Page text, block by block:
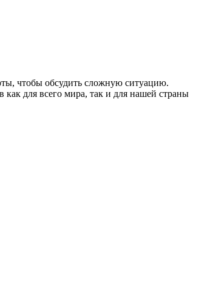
чтобы обсудить сложную ситуацию.
для всего мира, так и для нашей страны